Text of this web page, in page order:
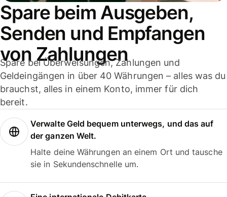
Spare beim Ausgeben,
Senden und Empfangen
von Zahlungen
Spare bei Überweisungen, Zahlungen und
Geldeingängen in über 40 Währungen – alles was du
brauchst, alles in einem Konto, immer für dich
bereit.
Verwalte Geld bequem unterwegs, und das auf
der ganzen Welt.
Halte deine Währungen an einem Ort und tausche
sie in Sekundenschnelle um.